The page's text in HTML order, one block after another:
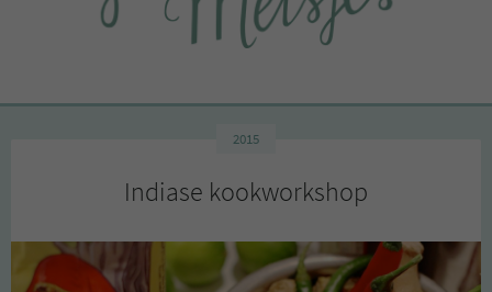
2015
Indiase kookworkshop